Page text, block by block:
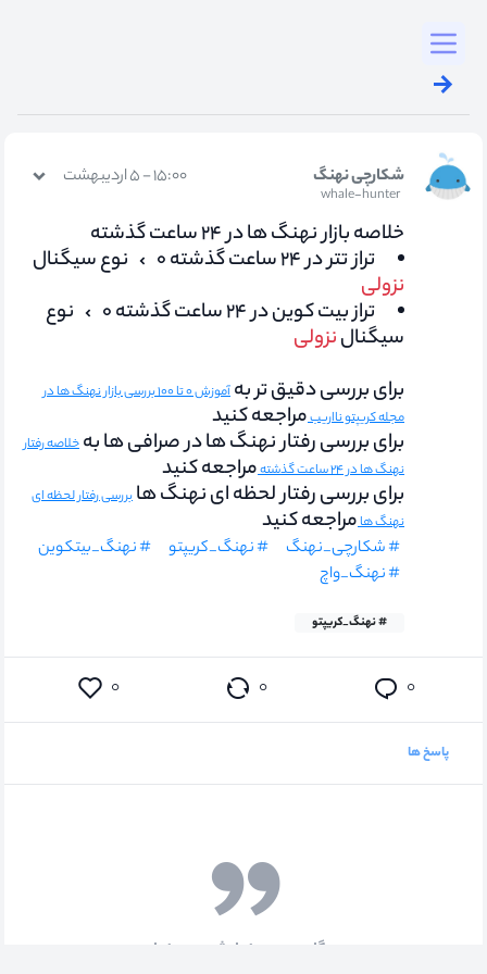
شکارچی نهنگ
whale-hunter
۱۵:۰۰ - ۵ اردیبهشت
خلاصه بازار نهنگ ها در ۲۴ ساعت گذشته
تراز تتر در ۲۴ ساعت گذشته ۰
نوع سیگنال
نزولی
تراز بیت کوین در ۲۴ ساعت گذشته ۰
نوع
سیگنالنزولی
برای بررسی دقیق تر به
آموزش ۰ تا ۱۰۰ بررسی بازار نهنگ ها در
مجله کریپتو نااریبمراجعه کنید
برای بررسی رفتار نهنگ ها در صرافی ها به خلاصه رفتار
نهنگ ها در ۲۴ ساعت گذشته
مراجعه کنید
برای بررسی رفتار لحظه ای نهنگ ها بررسی رفتار لحظه ای
نهنگ هامراجعه کنید
# شکارچی_نهنگ # نهنگ_کریپتو
# نهنگ_بیتکوین
# نهنگ_واچ
# نهنگ_کریپتو
۰ ۰ ۰
پاسخ ها
دیدگاهی جهت نمایش وجود ندارد